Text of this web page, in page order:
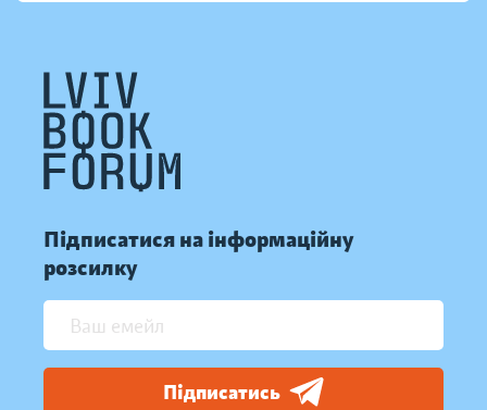
Підписатися на інформаційну
розсилку
Підписатись